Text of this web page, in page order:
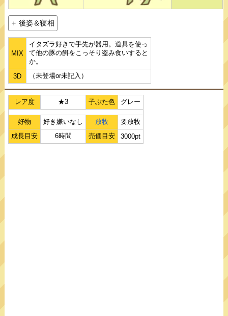
後姿＆寝相
MIX
イタズラ好きで手先が器用。道具を使っ
て他の豚の餌をこっそり盗み食いすると
か。
3D
（未登場or未記入）
レア度 ★3 子ぶた色 グレー
好物 好き嫌いなし 放牧
要放牧
成長目安
6時間 売価目安 3000pt